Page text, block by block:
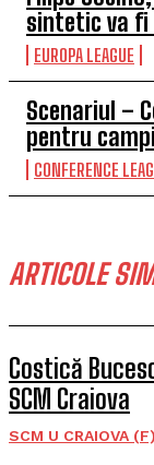
sintetic va fi
EUROPA LEAGUE
Scenariul –
pentru
CONFERENCE
ARTICOLE
Costică
SCM Craiova
SCM U CRAIOVA (F)